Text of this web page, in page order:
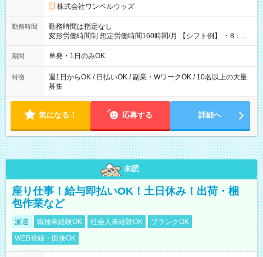
株式会社ワンベルウッズ
勤務時間
勤務時間は指定なし
変形労働時間制 想定労働時間160時間/月 【シフト例】 ・8：00
～21：00
期間 単発・1日のみOK
特徴
週1日からOK / 日払いOK / 副業・WワークOK / 10名以上の大量
募集
気になる！ 応募する 詳細へ
未読
座り仕事！給与即払いOK！土日休み！出荷・梱
包作業など
派遣 職種未経験OK 社会人未経験OK
ブランクOK
WEB登録・面接OK